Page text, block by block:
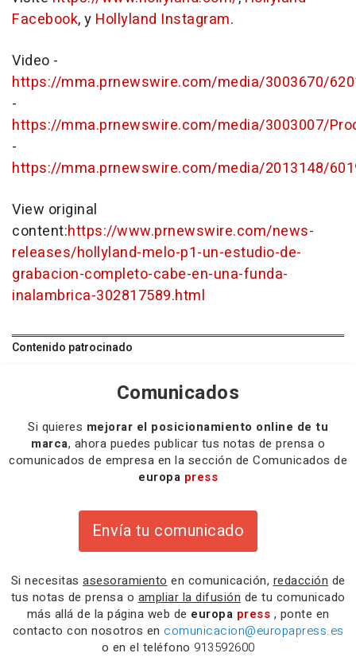
Facebook, y Hollyland Instagram.
Video -
https://mma.prnewswire.com/media/3003670/
-
https://mma.prnewswire.com/media/3003007/
-
https://mma.prnewswire.com/media/2013148/
View original
content:https://www.prnewswire.com/news-
releases/hollyland-melo-p1-un-estudio-de-
grabacion-completo-cabe-en-una-funda-
inalambrica-302817589.html
Contenido patrocinado
Comunicados
Si quieres mejorar el posicionamiento online de tu
marca, ahora puedes publicar tus notas de prensa o
comunicados de empresa en la sección de Comunicados de
europa press
Envía tu comunicado
Si necesitas asesoramiento en comunicación, redacción de
tus notas de prensa o ampliar la difusión de tu comunicado
más allá de la página web de europa press , ponte en
contacto con nosotros en comunicacion@europapress.es
o en el teléfono 913592600